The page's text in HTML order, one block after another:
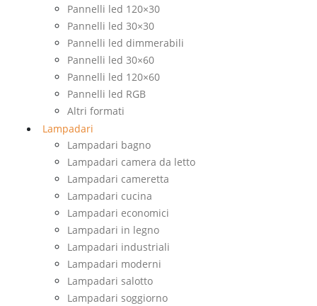
Pannelli led 120×30
Pannelli led 30×30
Pannelli led dimmerabili
Pannelli led 30×60
Pannelli led 120×60
Pannelli led RGB
Altri formati
Lampadari
Lampadari bagno
Lampadari camera da letto
Lampadari cameretta
Lampadari cucina
Lampadari economici
Lampadari in legno
Lampadari industriali
Lampadari moderni
Lampadari salotto
Lampadari soggiorno